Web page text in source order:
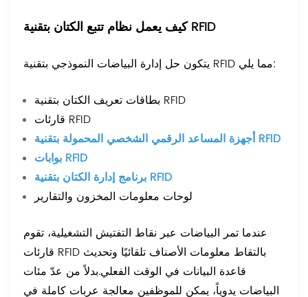
كيف يعمل نظام تتبع الكتان بتقنية RFID
يتكون حل إدارة البياضات النموذجي بتقنية RFID مما يلي:
بطاقات تعريف الكتان بتقنية RFID
قارئات RFID
أجهزة المساعد الرقمي الشخصي المحمولة بتقنية RFID
بوابات RFID
برنامج إدارة الكتان بتقنية RFID
لوحات معلومات المخزون والتقارير
عندما تمر البياضات عبر نقاط التفتيش التشغيلية، تقوم
قارئات RFID بالتقاط معلومات الأصناف تلقائيًا وتحديث
قاعدة البيانات في الوقت الفعلي.بدلاً من عدّ مئات
البياضات يدوياً، يمكن للموظفين معالجة عربات كاملة في